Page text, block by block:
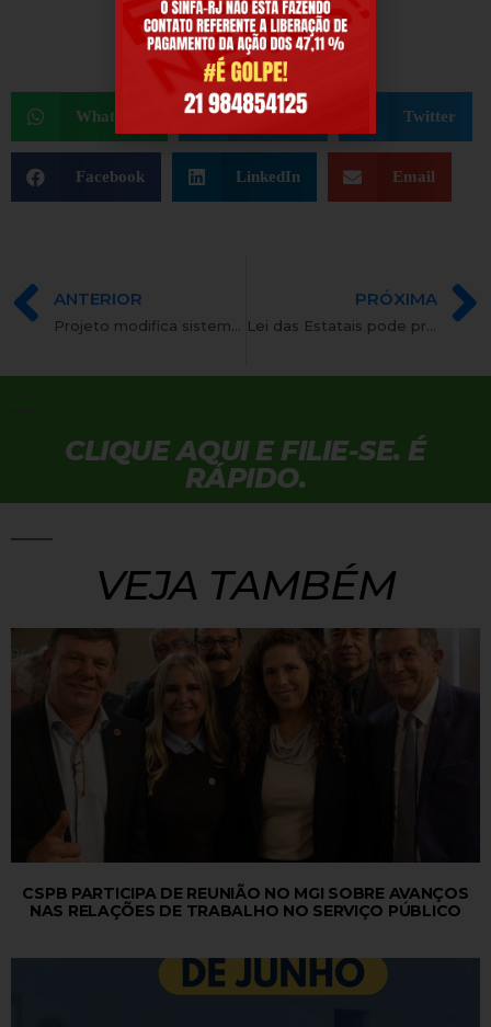
WhatsApp Telegram Twitter
Facebook LinkedIn Email
ANTERIOR
Projeto modifica sistema de conferência de votação eletrônica
PRÓXIMA
Lei das Estatais pode preencher vazios legais da administração pública
CLIQUE AQUI E FILIE-SE. É
RÁPIDO.
VEJA TAMBÉM
CSPB PARTICIPA DE REUNIÃO NO MGI SOBRE AVANÇOS
NAS RELAÇÕES DE TRABALHO NO SERVIÇO PÚBLICO